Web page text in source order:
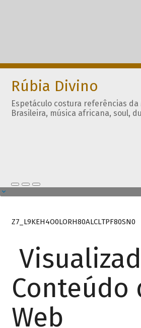
Rúbia Divino
Espetáculo costura referências da
Brasileira, música africana, soul,
Z7_L9KEH4O0LORH80ALCLTPF80SN0
Conteúdo
Web